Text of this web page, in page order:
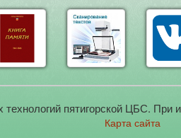
пятигорской ЦБС. При
Карта сайта